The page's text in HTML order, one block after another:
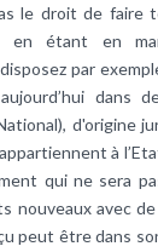
le droit de faire
en étant en
par
dans
d'origine
à
qui ne sera
nouveaux avec
peut être dans